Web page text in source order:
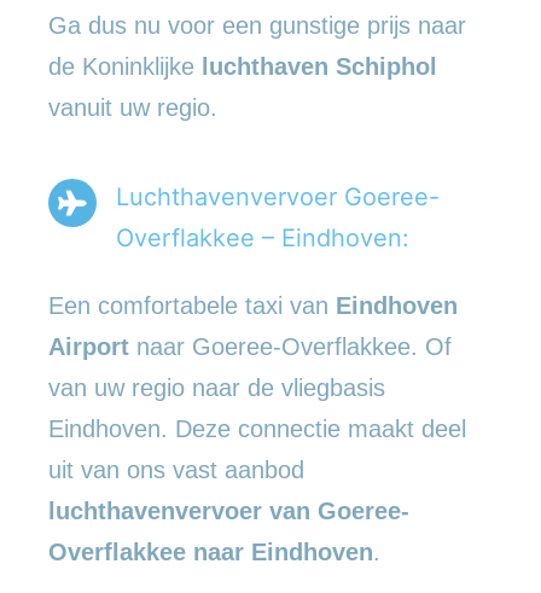
Ga dus nu voor een gunstige prijs naar
de Koninklijke luchthaven Schiphol
vanuit uw regio.
Luchthavenvervoer Goeree-
Overflakkee – Eindhoven:
Een comfortabele taxi van Eindhoven
Airport naar Goeree-Overflakkee. Of
van uw regio naar de vliegbasis
Eindhoven. Deze connectie maakt deel
uit van ons vast aanbod
luchthavenvervoer van Goeree-
Overflakkee naar Eindhoven.